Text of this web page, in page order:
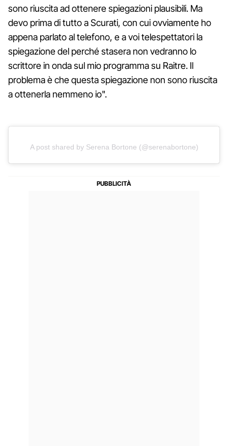
sono riuscita ad ottenere spiegazioni plausibili. Ma
devo prima di tutto a Scurati, con cui ovviamente ho
appena parlato al telefono, e a voi telespettatori la
spiegazione del perché stasera non vedranno lo
scrittore in onda sul mio programma su Raitre. Il
problema è che questa spiegazione non sono riuscita
a ottenerla nemmeno io".
A post shared by Serena Bortone (@serenabortone)